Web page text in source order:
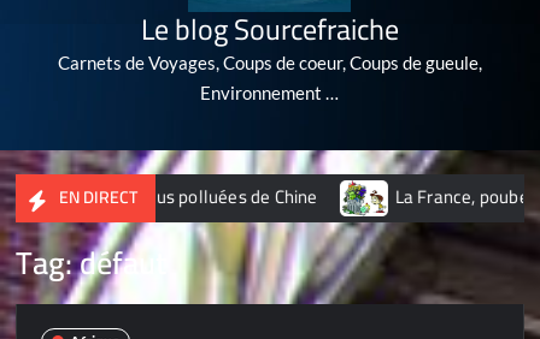
Le blog Sourcefraiche
Carnets de Voyages, Coups de coeur, Coups de gueule,
Environnement …
EN DIRECT
10 villes les plus polluées de Chine La France, poubelle
Tag:défaut